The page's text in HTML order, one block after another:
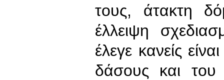
τους, άτακτη
έλλειψη
έλεγε κανείς
δάσους και του